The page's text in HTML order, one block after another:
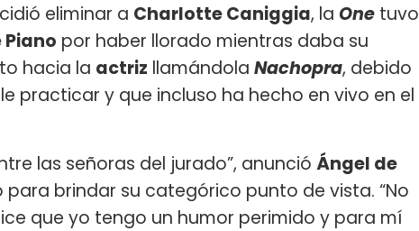
eliminar a Charlotte Caniggia, la One tuvo
Piano por haber llorado mientras daba su
hacia la actriz llamándola Nachopra, debido
practicar y que incluso ha hecho en vivo en el
las señoras del jurado”, anunció Ángel de
para brindar su categórico punto de vista. “No
que yo tengo un humor perimido y para mí